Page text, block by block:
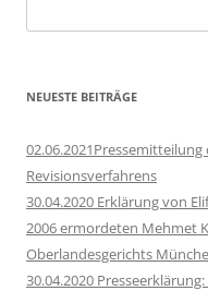
nach:
NEUESTE BEITRÄGE
Revisionsverfahrens
30.04.2020 Erklärung von
2006 ermordeten Mehmet
Oberlandesgerichts
30.04.2020